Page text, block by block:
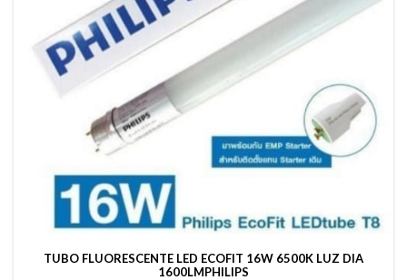
TUBO FLUORESCENTE LED ECOFIT 16W 6500K LUZ DIA
1600LMPHILIPS